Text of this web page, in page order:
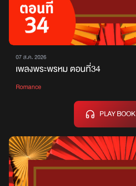
07 ส.ค. 2026
เพลงพระพรหม ตอนที่34
Romance
PLAY BOOK